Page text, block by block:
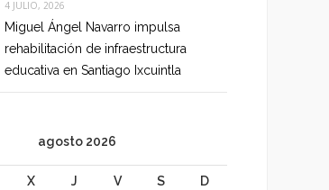
4 JULIO, 2026
Miguel Ángel Navarro impulsa
rehabilitación de infraestructura
educativa en Santiago Ixcuintla
agosto 2026
X J V S D